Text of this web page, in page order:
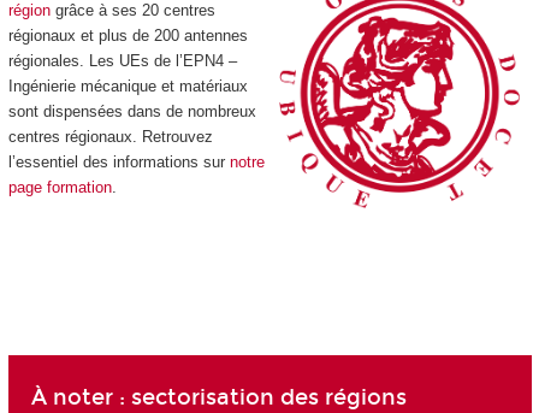
régiongrâce à ses 20 centres
régionaux et plus de 200 antennes
régionales. Les UEs de l’EPN4 –
Ingénierie mécanique et matériaux
sont dispensées dans de nombreux
centres régionaux. Retrouvez
l’essentiel des informations sur notre
page formation.
À noter : sectorisation des régions